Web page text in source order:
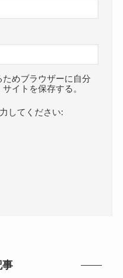
めブラウザーに自分
イトを保存する。
してください:
事